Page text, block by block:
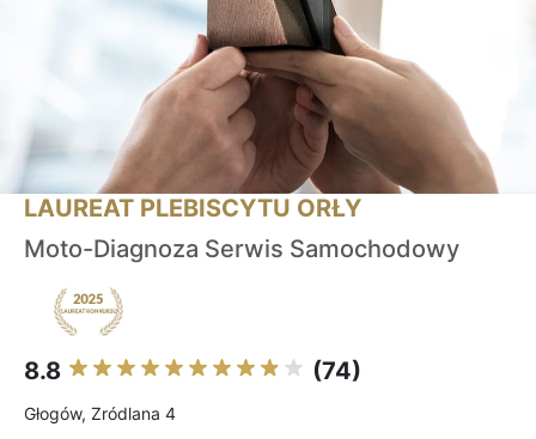
LAUREAT PLEBISCYTU ORŁY
Moto-Diagnoza Serwis Samochodowy
8.8 (74)
Głogów, Zródlana 4